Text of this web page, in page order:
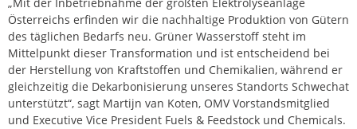
Österreichs erfinden wir die nachhaltige Produktion von Gütern
des täglichen Bedarfs neu. Grüner Wasserstoff steht im
Mittelpunkt dieser Transformation und ist entscheidend bei
der Herstellung von Kraftstoffen und Chemikalien, während er
gleichzeitig die Dekarbonisierung unseres Standorts Schwechat
unterstützt“, sagt Martijn van Koten, OMV Vorstandsmitglied
und Executive Vice President Fuels & Feedstock und Chemicals.